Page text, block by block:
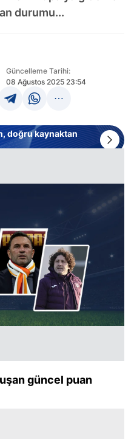
durumu...
Güncelleme Tarihi:
08 Ağustos 2025 23:54
doğru kaynaktan
güncel puan